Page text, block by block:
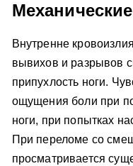
Внутренне
вывихов и разрывов
припухлость ноги.
ощущения боли при
ноги, при попытках
При переломе со
просматривается